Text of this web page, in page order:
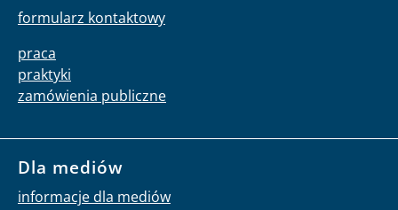
formularz kontaktowy
praca
praktyki
zamówienia publiczne
Dla mediów
informacje dla mediów